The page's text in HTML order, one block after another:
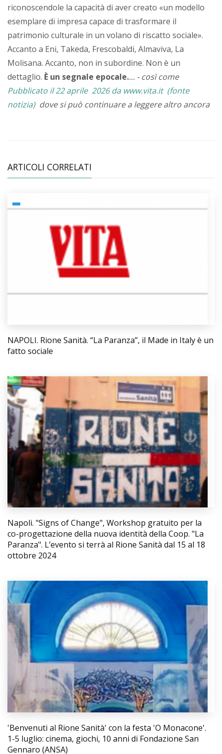
riconoscendole la capacità di aver creato «un modello
esemplare di impresa capace di trasformare il
patrimonio culturale in un volano di riscatto sociale».
Accanto a Eni, Takeda, Frescobaldi, Almaviva, La
Molisana. Accanto, non in subordine. Non è un
dettaglio. È un segnale epocale.… - così come
Pubblicato il 22aprile 2026 da www.vita.it (fonte
notizia) dove si può continuare a leggerealtro ancora
ARTICOLI CORRELATI
NAPOLI. Rione Sanità. “La Paranza”, il Made in Italy è un
fatto sociale
Napoli. "Signs of Change", Workshop gratuito per la
co-progettazione della nuova identità della Coop. "La
Paranza". L’evento si terrà al Rione Sanità dal 15 al 18
ottobre 2024
'Benvenuti al Rione Sanità' con la festa 'O Monacone'.
1-5 luglio: cinema, giochi, 10 anni di Fondazione San
Gennaro (ANSA)